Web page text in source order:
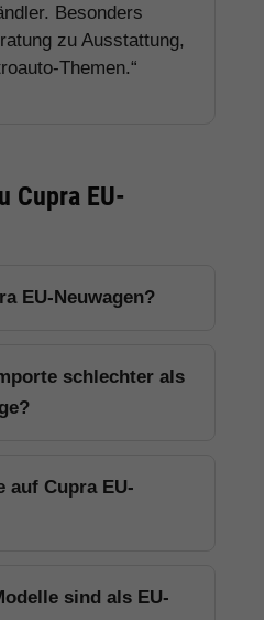
Besonders
zu Ausstattung,
Themen.“
Cupra EU-
EU-Neuwagen?
schlechter als
auf Cupra EU-
sind als EU-